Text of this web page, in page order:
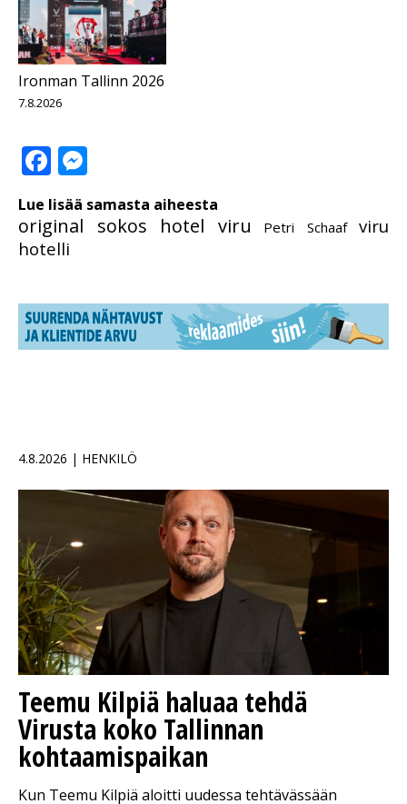
Ironman Tallinn 2026
7.8.2026
Facebook
Lue lisää samasta aiheesta
original sokos hotel viru Petri Schaaf
viru
hotelli
4.8.2026 | HENKILÖ
Teemu Kilpiä haluaa tehdä
Virusta koko Tallinnan
kohtaamispaikan
Kun Teemu Kilpiä aloitti uudessa tehtävässään